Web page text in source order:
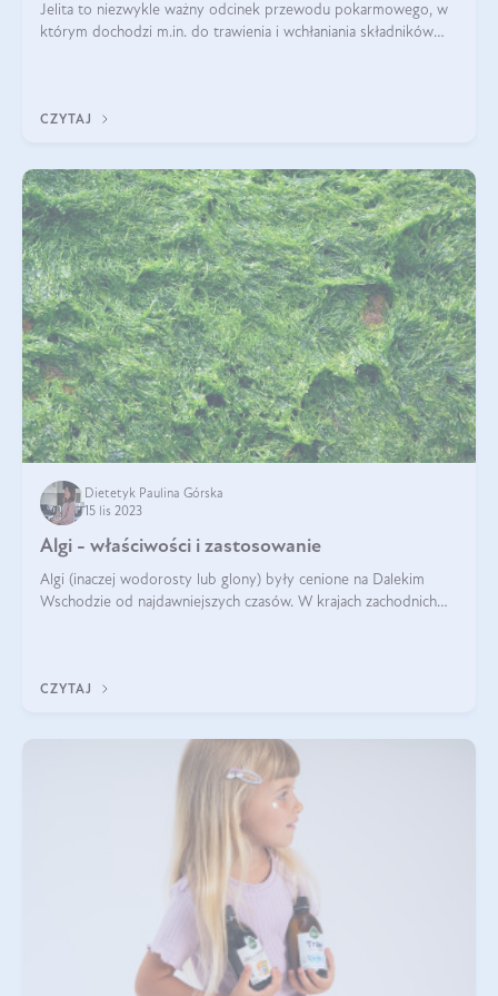
Jelita to niezwykle ważny odcinek przewodu pokarmowego, w
którym dochodzi m.in. do trawienia i wchłaniania składników
CZYTAJ
Dietetyk Paulina Górska
15 lis 2023
Algi - właściwości i zastosowanie
Algi (inaczej wodorosty lub glony) były cenione na Dalekim
Wschodzie od najdawniejszych czasów. W krajach zachodnich
CZYTAJ